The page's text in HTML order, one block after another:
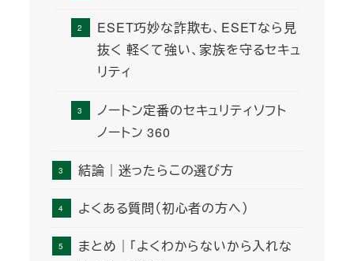
ESET巧妙な詐欺も、ESETなら見
抜く 軽くて強い、家族を守るセキュ
リティ
ノートン定番のセキュリティソフト
ノートン 360
結論｜迷ったらこの選び方
よくある質問（初心者の方へ）
まとめ｜「よくわからないから入れな